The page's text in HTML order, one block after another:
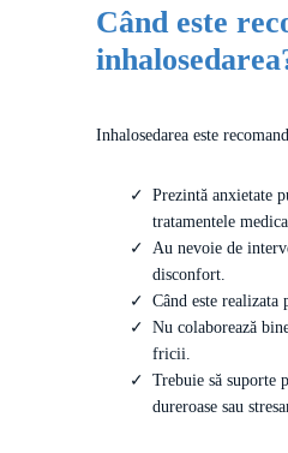
Când este
Inhalosedarea este
Prezintă anxietate
tratamentele
Au nevoie de
disconfort.
Când este realizata
Nu colaborează
fricii.
Trebuie să suporte
dureroase sau